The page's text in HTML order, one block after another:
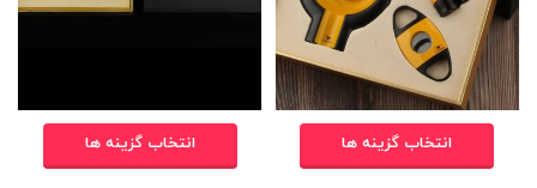
انتخاب گزینه ها انتخاب گزینه ها